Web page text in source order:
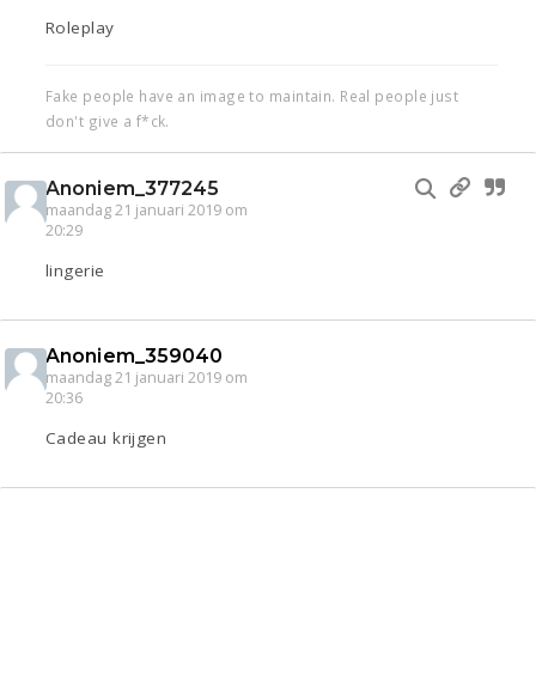
Roleplay
Fake people have an image to maintain. Real people just
don't give a f*ck.
Anoniem_377245
maandag 21 januari 2019 om
20:29
lingerie
Anoniem_359040
maandag 21 januari 2019 om
20:36
Cadeau krijgen